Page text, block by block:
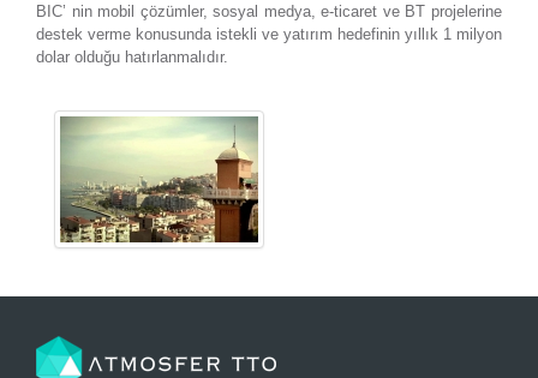
BIC’ nin mobil çözümler, sosyal medya, e-ticaret ve BT projelerine
destek verme konusunda istekli ve yatırım hedefinin yıllık 1 milyon
dolar olduğu hatırlanmalıdır.